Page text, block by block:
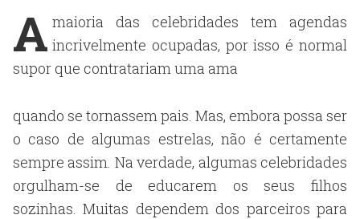
A maioria das celebridades tem agendas
incrivelmente ocupadas, por isso é normal
supor que contratariam uma ama
quando se tornassem pais. Mas, embora possa ser
o caso de algumas estrelas, não é certamente
sempre assim. Na verdade, algumas celebridades
orgulham-se de educarem os seus filhos
sozinhas. Muitas dependem dos parceiros para